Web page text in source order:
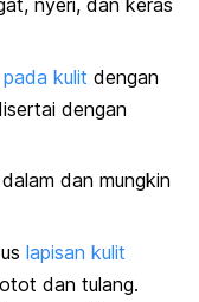
nyeri, dan keras
kulit dengan
dengan
dan mungkin
lapisan kulit
dan tulang.